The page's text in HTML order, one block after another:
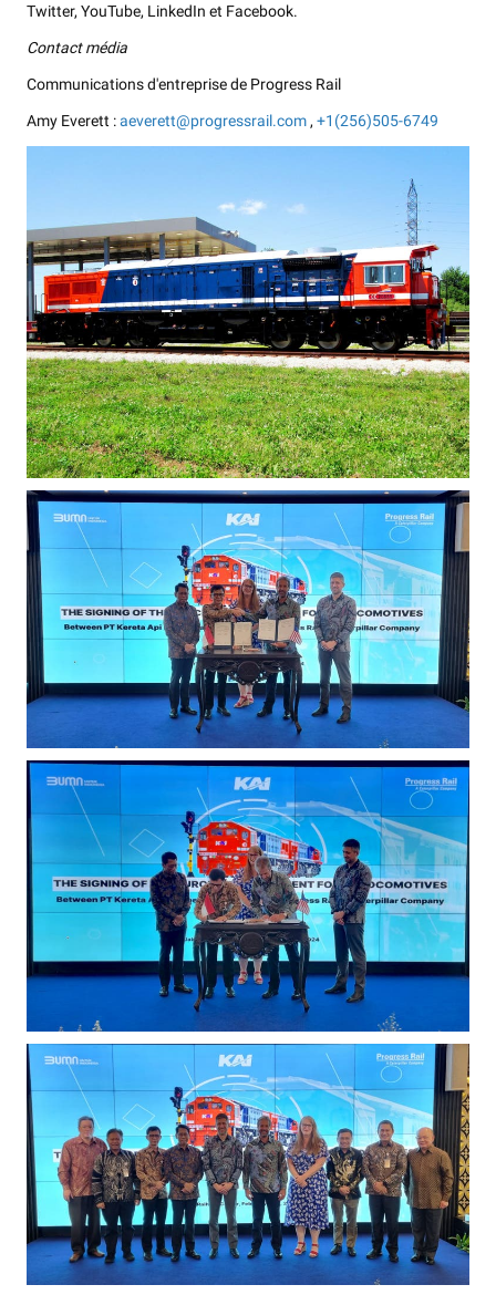
Twitter, YouTube, LinkedIn et Facebook.
Contact média
Communications d'entreprise de Progress Rail
Amy Everett :aeverett@progressrail.com, +1(256)505-6749